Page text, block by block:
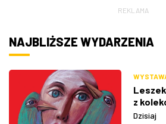
REKLAMA
NAJBLIŻSZE WYDARZENIA
z
Dzisiaj